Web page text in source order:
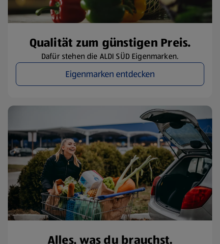
Qualität zum günstigen Preis.
Dafür stehen die ALDI SÜD Eigenmarken.
Eigenmarken entdecken
Alles, was du brauchst.